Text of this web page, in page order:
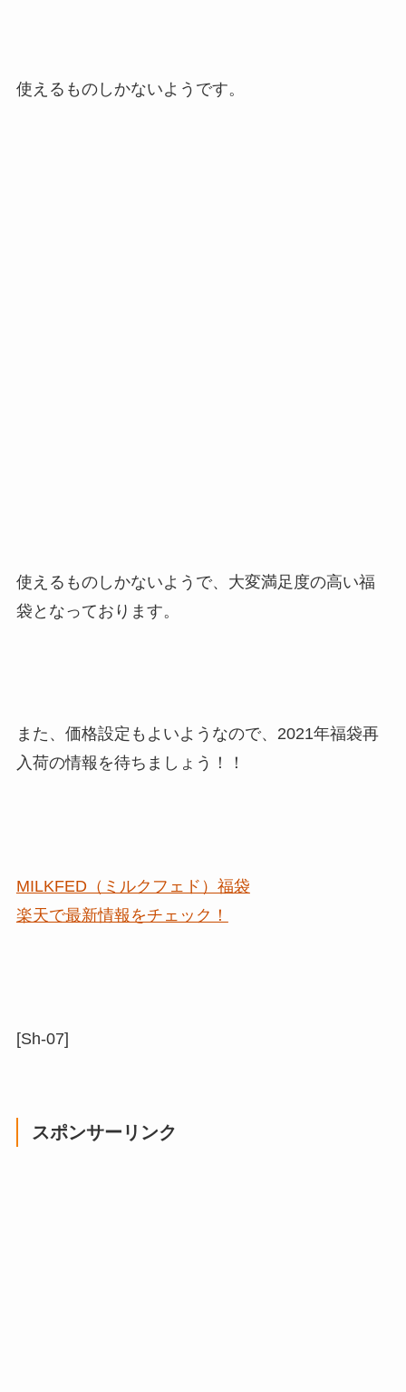
使えるものしかないようです。
使えるものしかないようで、大変満足度の高い福
袋となっております。
また、価格設定もよいようなので、2021年福袋再
入荷の情報を待ちましょう！！
MILKFED（ミルクフェド）福袋
楽天で最新情報をチェック！
[Sh-07]
スポンサーリンク